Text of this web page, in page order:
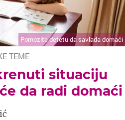
Pomozite detetu da savlada domaći
TEME
situaciju
da radi domaći